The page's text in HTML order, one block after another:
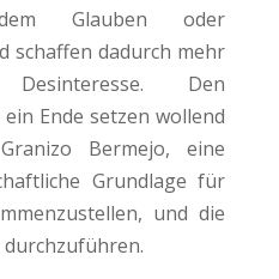
Glauben oder
schaffen dadurch mehr
Den
Ende setzen wollend
Bermejo, eine
Grundlage für
und die